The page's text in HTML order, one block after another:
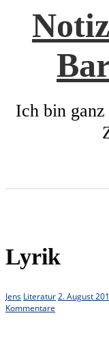
Ich bin ganz
Lyrik
Jens Literatur2. August
Kommentare